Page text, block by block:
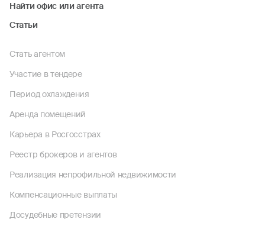
Найти офис или агента
Статьи
Стать агентом
Участие в тендере
Период охлаждения
Аренда помещений
Карьера в Росгосстрах
Реестр брокеров и агентов
Реализация непрофильной недвижимости
Компенсационные выплаты
Досудебные претензии